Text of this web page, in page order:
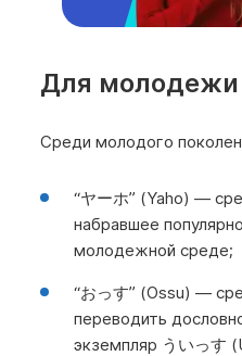
Для молодежи
Среди молодого
“ヤーホ” (Yaho) —
набравшее
молодежной среде;
“おっす” (Ossu) —
переводить
экземпляр ういっす